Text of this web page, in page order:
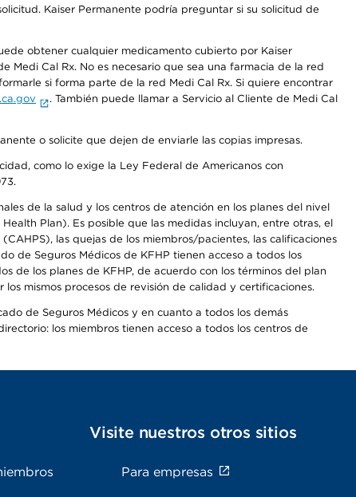
Kaiser Permanente podría preguntar si su solicitud de
obtener cualquier medicamento cubierto por Kaiser
Cal Rx. No es necesario que sea una farmacia de la red
si forma parte de la red Medi Cal Rx. Si quiere encontrar
. También puede llamar a Servicio al Cliente de Medi Cal
o solicite que dejen de enviarle las copias impresas.
como lo exige la Ley Federal de Americanos con
de la salud y los centros de atención en los planes del nivel
Plan). Es posible que las medidas incluyan, entre otras, el
las quejas de los miembros/pacientes, las calificaciones
de Seguros Médicos de KFHP tienen acceso a todos los
de los planes de KFHP, de acuerdo con los términos del plan
mismos procesos de revisión de calidad y certificaciones.
de Seguros Médicos y en cuanto a todos los demás
los miembros tienen acceso a todos los centros de
Visite nuestros otros sitios
Para empresas